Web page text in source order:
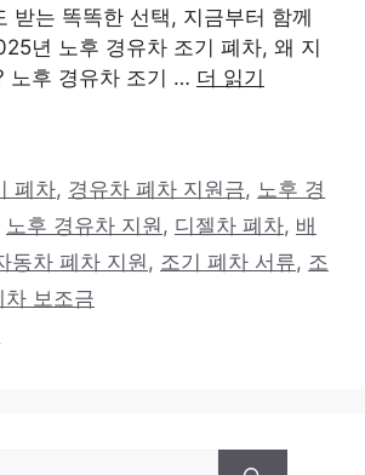
받는 똑똑한 선택, 지금부터 함께
년 노후 경유차 조기 폐차, 왜 지
노후 경유차 조기 … 더 읽기
폐차, 경유차 폐차 지원금, 노후 경
노후 경유차 지원 , 디젤차 폐차, 배
동차 폐차 지원 , 조기 폐차 서류, 조
차 보조금